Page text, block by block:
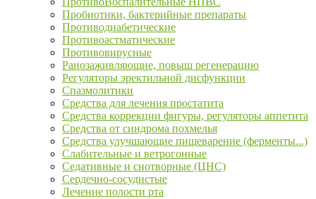
Пробиотики, бактерийные препараты
Противодиабетические
Противоастматические
Противовирусные
Ранозаживляющие, повыш регенерацию
Регуляторы эректильной дисфункции
Спазмолитики
Средства для лечения простатита
Средства коррекции фигуры, регуляторы аппетита
Средства от синдрома похмелья
Средства улучшающие пищеварение (ферменты...)
Слабительные и ветрогонные
Седативные и снотворные (ЦНС)
Сердечно-сосудистые
Лечение полости рта